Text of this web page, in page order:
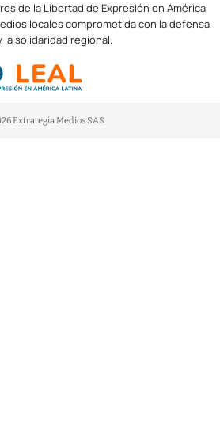
de la Libertad de Expresión en América
locales comprometida con la defensa
solidaridad regional.
Extrategia Medios SAS